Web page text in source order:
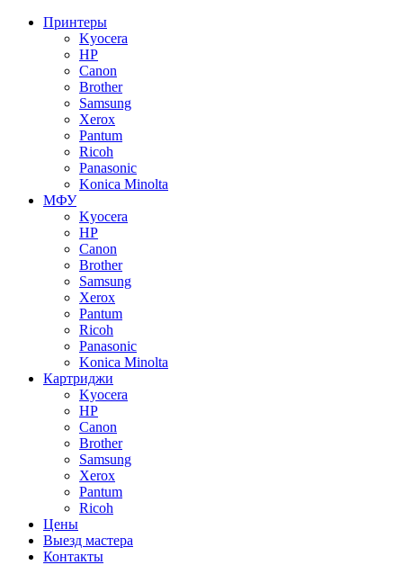
Принтеры
Kyocera
HP
Canon
Brother
Samsung
Xerox
Pantum
Ricoh
Panasonic
Konica Minolta
МФУ
Kyocera
HP
Canon
Brother
Samsung
Xerox
Pantum
Ricoh
Panasonic
Konica Minolta
Картриджи
Kyocera
HP
Canon
Brother
Samsung
Xerox
Pantum
Ricoh
Цены
Выезд мастера
Контакты